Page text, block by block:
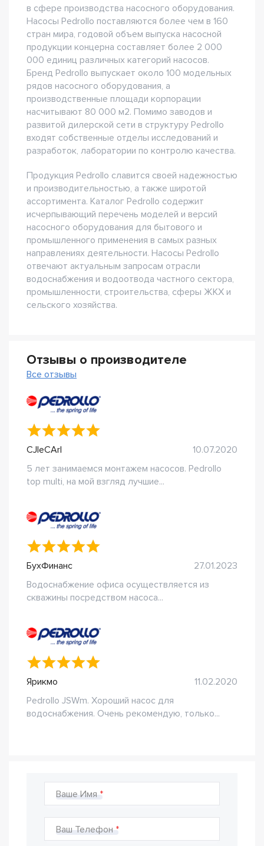
в сфере производства насосного оборудования.
Насосы Pedrollo поставляются более чем в 160
стран мира, годовой объем выпуска насосной
продукции концерна составляет более 2 000
000 единиц различных категорий насосов.
Бренд Pedrollo выпускает около 100 модельных
рядов насосного оборудования, а
производственные площади корпорации
насчитывают 80 000 м2. Помимо заводов и
развитой дилерской сети в структуру Pedrollo
входят собственные отделы исследований и
разработок, лаборатории по контролю качества.
Продукция Pedrollo славится своей надежностью
и производительностью, а также широтой
ассортимента. Каталог Pedrollo содержит
исчерпывающий перечень моделей и версий
насосного оборудования для бытового и
промышленного применения в самых разных
направлениях деятельности. Насосы Pedrollo
отвечают актуальным запросам отрасли
водоснабжения и водоотвода частного сектора,
промышленности, строительства, сферы ЖКХ и
сельского хозяйства.
Отзывы о производителе
Все отзывы
CJleCArI
10.07.2020
5 лет занимаемся монтажем насосов. Pedrollo
top multi, на мой взгляд лучшие...
БухФинанс
27.01.2023
Водоснабжение офиса осуществляется из
скважины посредством насоса...
Ярикмо
11.02.2020
Pedrollo JSWm. Хороший насос для
водоснабжения. Очень рекомендую, только...
Ваше Имя
Ваш Телефон